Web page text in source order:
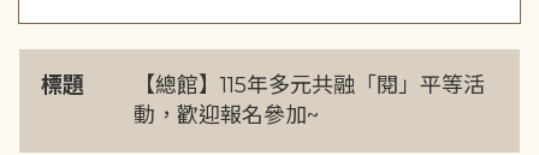
標題
【總館】115年多元共融「閱」平等活
動，歡迎報名參加~